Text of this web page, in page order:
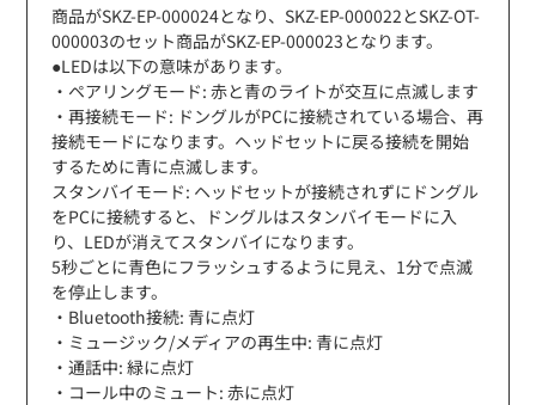
商品がSKZ-EP-000024となり、SKZ-EP-000022とSKZ-OT-
000003のセット商品がSKZ-EP-000023となります。
●LEDは以下の意味があります。
・ペアリングモード: 赤と青のライトが交互に点滅します
・再接続モード: ドングルがPCに接続されている場合、再
接続モードになります。ヘッドセットに戻る接続を開始
するために青に点滅します。
スタンバイモード: ヘッドセットが接続されずにドングル
をPCに接続すると、ドングルはスタンバイモードに入
り、LEDが消えてスタンバイになります。
5秒ごとに青色にフラッシュするように見え、1分で点滅
を停止します。
・Bluetooth接続: 青に点灯
・ミュージック/メディアの再生中: 青に点灯
・通話中: 緑に点灯
・コール中のミュート: 赤に点灯